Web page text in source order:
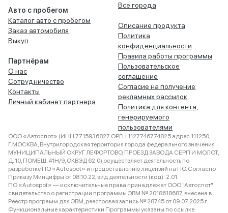
Авто с пробегом
Каталог авто с пробегом
Заказ автомобиля
Выкуп
Партнёрам
О нас
Сотрудничество
Контакты
Личный кабинет партнера
Все города
Описание продукта
Политика
конфиденциальности
Правила работы программы
Пользовательское
соглашение
Согласие на получение
рекламных рассылок
Политика для контента,
генерируемого
пользователями
ООО «Автоспот» (ИНН 7715936827 ОРГН 1127746774825 адрес 111250,
Г.МОСКВА, Внутригородская территория города федерального значения
МУНИЦИПАЛЬНЫЙ ОКРУГ ЛЕФОРТОВО, ПРОЕЗД ЗАВОДА СЕРП И МОЛОТ,
Д. 10, ПОМЕЩ. 41Н/9, ОКВЭД 62.0) осуществляет деятельность по
разработке ПО «Autospot» и предоставлению лицензий на ПО. Согласно
Приказу Минцифры от 08.10.22, вид деятельности (код): 2.01.
ПО «Autospot» — исключительные права принадлежат ООО "Автоспот":
свидетельство о регистрации программы ЭВМ № 2018618687, внесена в
Реестр программ для ЭВМ, реестровая запись № 28745 от 09.07.2025 г.
Функциональные характеристики Программы указаны по ссылке: